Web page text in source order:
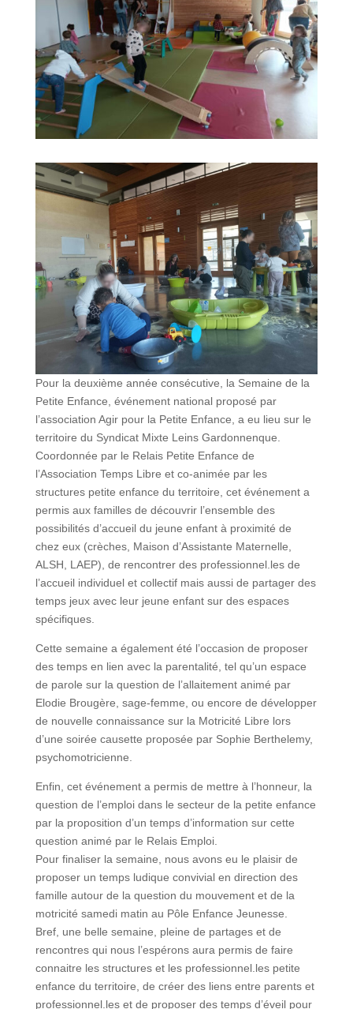
Pour la deuxième année consécutive, la Semaine de la
Petite Enfance, événement national proposé par
l’association Agir pour la Petite Enfance, a eu lieu sur le
territoire du Syndicat Mixte Leins Gardonnenque.
Coordonnée par le Relais Petite Enfance de
l’Association Temps Libre et co-animée par les
structures petite enfance du territoire, cet événement a
permis aux familles de découvrir l’ensemble des
possibilités d’accueil du jeune enfant à proximité de
chez eux (crèches, Maison d’Assistante Maternelle,
ALSH, LAEP), de rencontrer des professionnel.les de
l’accueil individuel et collectif mais aussi de partager des
temps jeux avec leur jeune enfant sur des espaces
spécifiques.
Cette semaine a également été l’occasion de proposer
des temps en lien avec la parentalité, tel qu’un espace
de parole sur la question de l’allaitement animé par
Elodie Brougère, sage-femme, ou encore de développer
de nouvelle connaissance sur la Motricité Libre lors
d’une soirée causette proposée par Sophie Berthelemy,
psychomotricienne.
Enfin, cet événement a permis de mettre à l’honneur, la
question de l’emploi dans le secteur de la petite enfance
par la proposition d’un temps d’information sur cette
question animé par le Relais Emploi.
Pour finaliser la semaine, nous avons eu le plaisir de
proposer un temps ludique convivial en direction des
famille autour de la question du mouvement et de la
motricité samedi matin au Pôle Enfance Jeunesse.
Bref, une belle semaine, pleine de partages et de
rencontres qui nous l’espérons aura permis de faire
connaitre les structures et les professionnel.les petite
enfance du territoire, de créer des liens entre parents et
professionnel.les et de proposer des temps d’éveil pour